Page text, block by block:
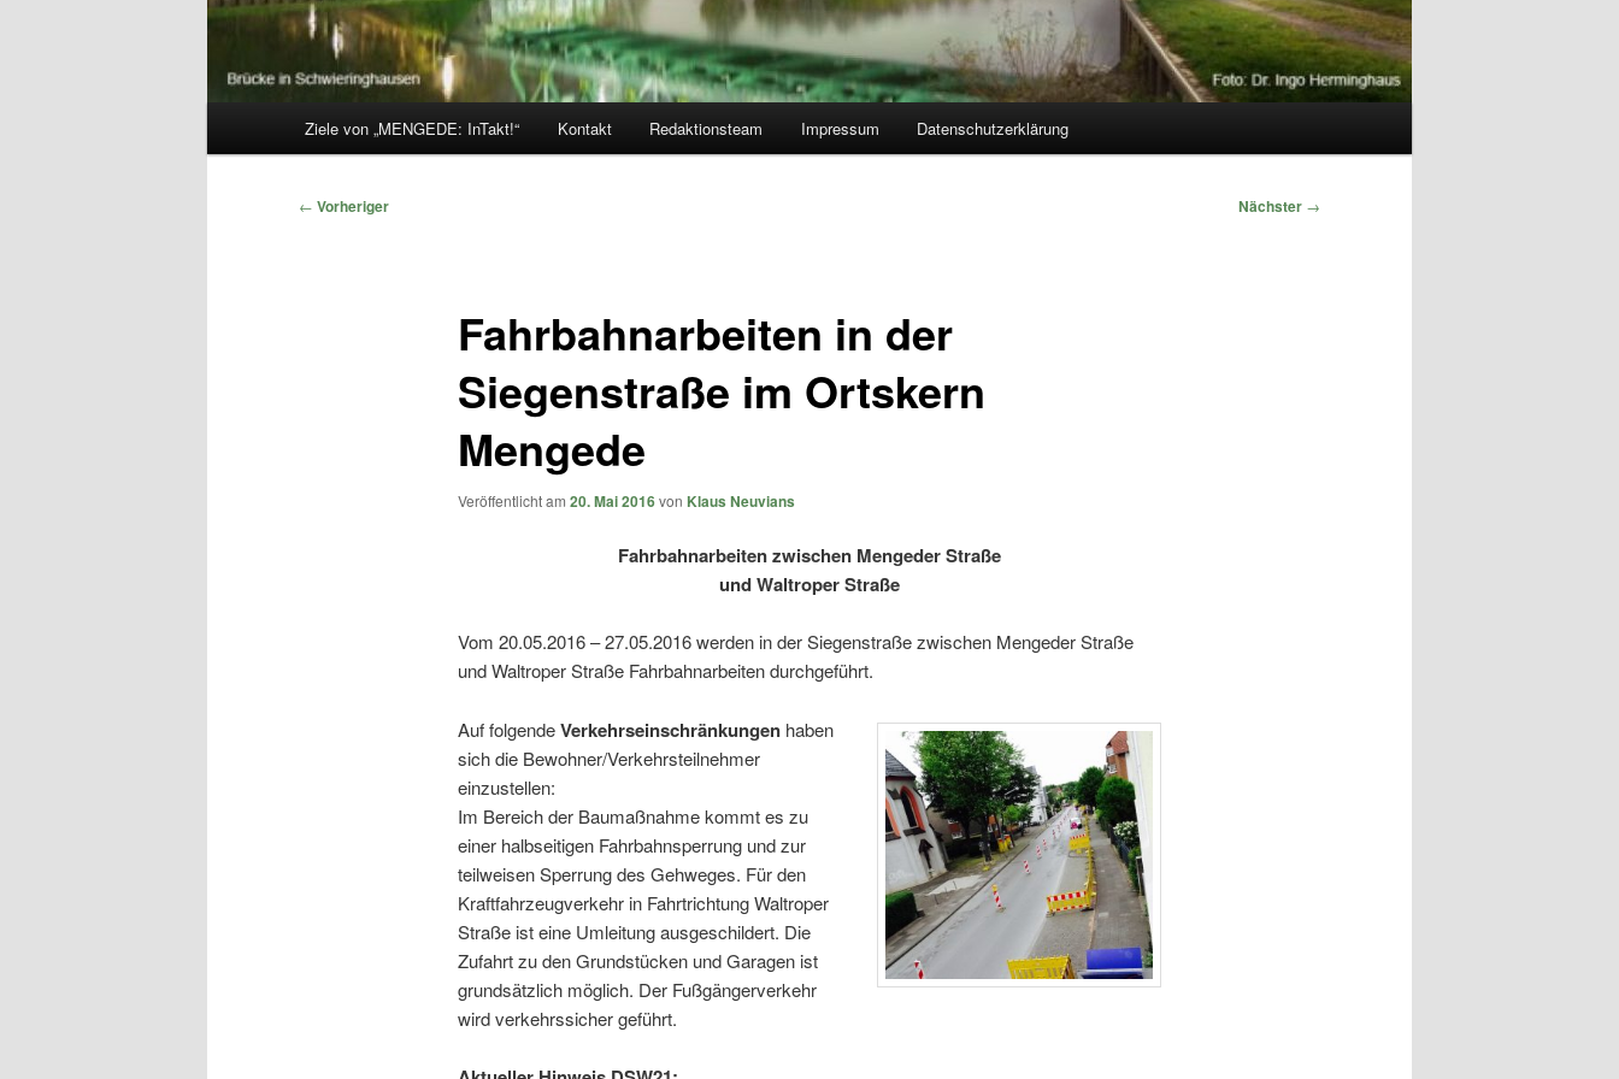
Ziele von „MENGEDE: InTakt!“ Kontakt Redaktionsteam Impressum Datenschutzerklärung
Beitragsnavigation
← Vorheriger Nächster →
Fahrbahnarbeiten in der
Siegenstraße im Ortskern
Mengede
Veröffentlicht am 20. Mai 2016von Klaus Neuvians
Fahrbahnarbeiten zwischen Mengeder Straße
und Waltroper Straße
Vom 20.05.2016 – 27.05.2016 werden in der Siegenstraße zwischen Mengeder Straße
und Waltroper Straße Fahrbahnarbeiten durchgeführt.
Auf folgendeVerkehrseinschränkungenhaben
sich die Bewohner/Verkehrsteilnehmer
einzustellen:
Im Bereich der Baumaßnahme kommt es zu
einer halbseitigen Fahrbahnsperrung und zur
teilweisen Sperrung des Gehweges. Für den
Kraftfahrzeugverkehr in Fahrtrichtung Waltroper
Straße ist eine Umleitung ausgeschildert. Die
Zufahrt zu den Grundstücken und Garagen ist
grundsätzlich möglich. Der Fußgängerverkehr
wird verkehrssicher geführt.